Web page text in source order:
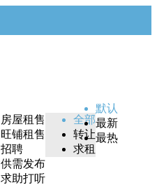
房屋租售
旺铺租售
招聘
供需发布
求助打听
全部
转让
求租
默认
最新
最热